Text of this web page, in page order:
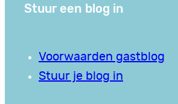
Stuur een blog in
Voorwaarden gastblog
Stuur je blog in